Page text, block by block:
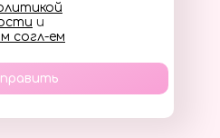
и
согл-ем